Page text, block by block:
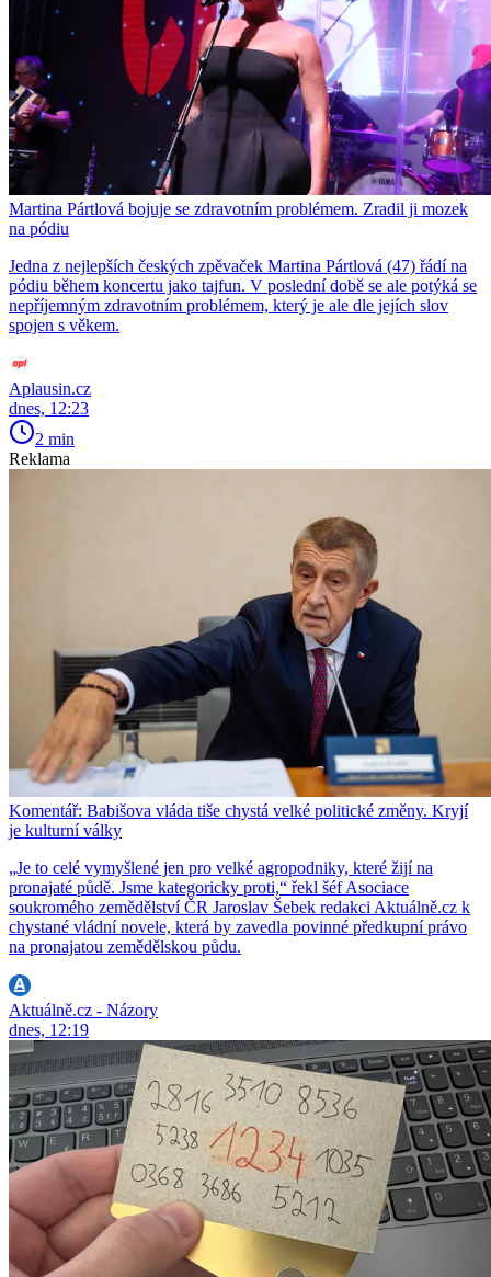
Martina Pártlová bojuje se zdravotním problémem. Zradil ji mozek
na pódiu
Jedna z nejlepších českých zpěvaček Martina Pártlová (47) řádí na
pódiu během koncertu jako tajfun. V poslední době se ale potýká se
nepříjemným zdravotním problémem, který je ale dle jejích slov
spojen s věkem.
Aplausin.cz
dnes, 12:23
2 min
Reklama
Komentář: Babišova vláda tiše chystá velké politické změny. Kryjí
je kulturní války
„Je to celé vymyšlené jen pro velké agropodniky, které žijí na
pronajaté půdě. Jsme kategoricky proti,“ řekl šéf Asociace
soukromého zemědělství ČR Jaroslav Šebek redakci Aktuálně.cz k
chystané vládní novele, která by zavedla povinné předkupní právo
na pronajatou zemědělskou půdu.
Aktuálně.cz - Názory
dnes, 12:19